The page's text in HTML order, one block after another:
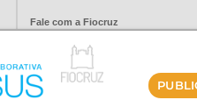
Fale com a Fiocruz